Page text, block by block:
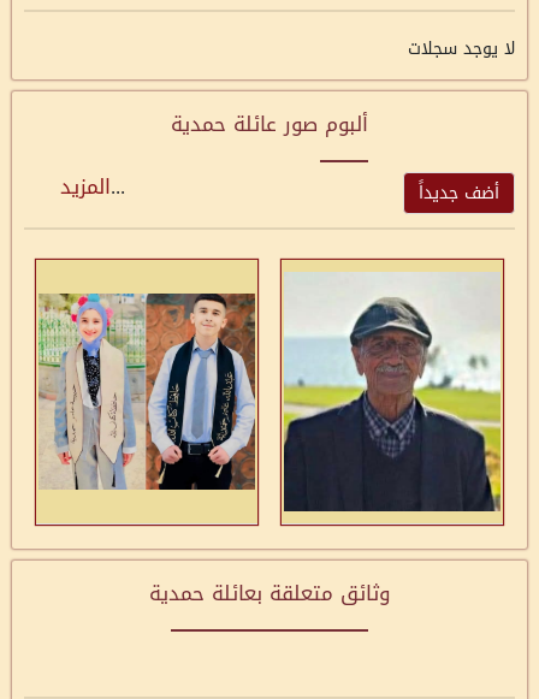
لا يوجد سجلات
ألبوم صور عائلة حمدية
أضف جديداً ...المزيد
وثائق متعلقة بعائلة حمدية